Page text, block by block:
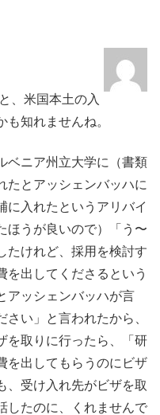
、米国本土の入
知れませんね。
ベニア州立大学に（書類
たとアッシェンバッハに
に入れたというアリバイ
ほうが良いので）「う〜
たけれど、採用を検討す
を出してくださるという
アッシェンバッハが言
い」と言われたから、
を取りに行ったら、「研
を出してもらうのにビザ
、受け入れ先がビザを取
したのに、くれませんで